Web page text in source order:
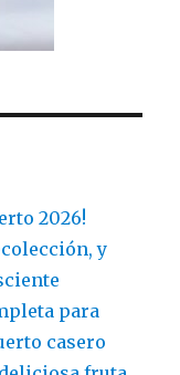
2026!
y
para
casero